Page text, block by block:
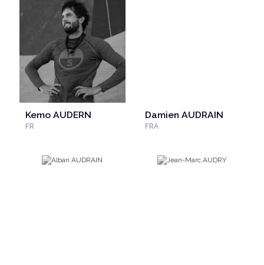
Kemo AUDERN
FR
Damien AUDRAIN
FRA